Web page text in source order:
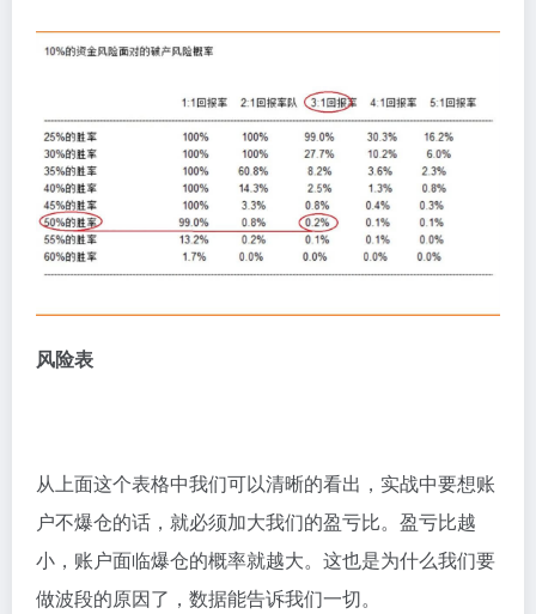
风险表
从上面这个表格中我们可以清晰的看出，实战中要想账
户不爆仓的话，就必须加大我们的盈亏比。盈亏比越
小，账户面临爆仓的概率就越大。这也是为什么我们要
做波段的原因了，数据能告诉我们一切。